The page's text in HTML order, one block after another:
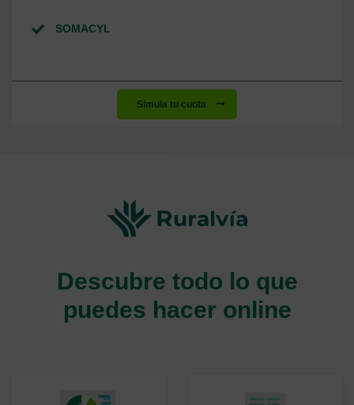
SOMACYL
Simula tu cuota
Descubre todo lo que
puedes hacer online